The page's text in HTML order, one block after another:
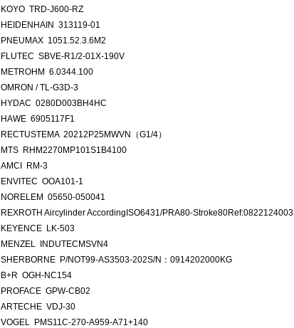
KOYO TRD-J600-RZ
HEIDENHAIN 313119-01
PNEUMAX 1051.52.3.6M2
FLUTEC SBVE-R1/2-01X-190V
METROHM 6.0344.100
OMRON / TL-G3D-3
HYDAC 0280D003BH4HC
HAWE 6905117F1
RECTUSTEMA 20212P25MWVN（G1/4）
MTS RHM2270MP101S1B4100
AMCI RM-3
ENVITEC OOA101-1
NORELEM 05650-050041
REXROTH Aircylinder AccordingISO6431/PRA80-Stroke80Ref:0822124003
KEYENCE LK-503
MENZEL INDUTECMSVN4
SHERBORNE P/NOT99-AS3503-202S/N：0914202000KG
B+R OGH-NC154
PROFACE GPW-CB02
ARTECHE VDJ-30
VOGEL PMS11C-270-A959-A71+140